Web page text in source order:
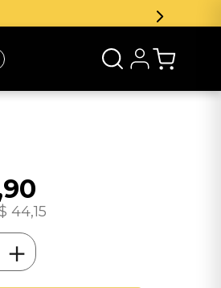
na sua primeira compra
90
44,15
＋